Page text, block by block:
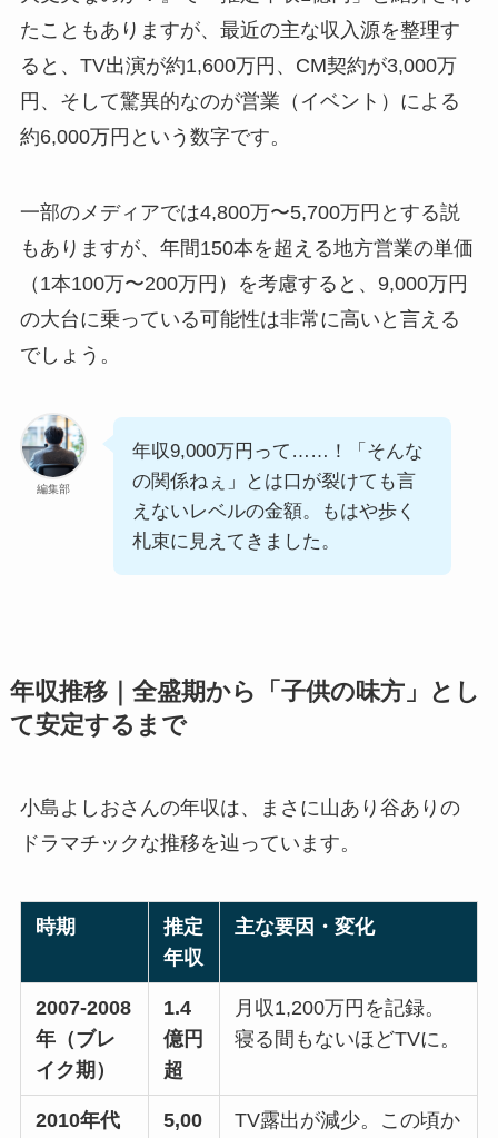
たこともありますが、最近の主な収入源を整理す
ると、TV出演が約1,600万円、CM契約が3,000万
円、そして驚異的なのが営業（イベント）による
約6,000万円という数字です。
一部のメディアでは4,800万〜5,700万円とする説
もありますが、年間150本を超える地方営業の単価
（1本100万〜200万円）を考慮すると、9,000万円
の大台に乗っている可能性は非常に高いと言える
でしょう。
編集部
年収9,000万円って……！「そんな
の関係ねぇ」とは口が裂けても言
えないレベルの金額。もはや歩く
札束に見えてきました。
年収推移｜全盛期から「子供の味方」とし
て安定するまで
小島よしおさんの年収は、まさに山あり谷ありの
ドラマチックな推移を辿っています。
時期
推定
年収
主な要因・変化
2007-2008
年（ブレ
イク期）
1.4
億円
超
月収1,200万円を記録。
寝る間もないほどTVに。
2010年代
5,00
TV露出が減少。この頃か